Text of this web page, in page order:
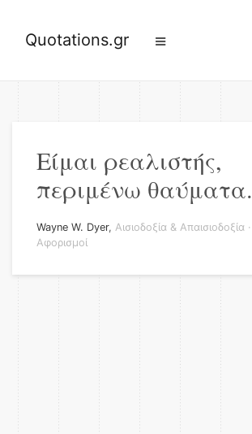
Quotations.gr
Είμαι ρεαλιστής,
περιμένω θαύματα.
Wayne W. Dyer, Αισιοδοξία & Απαισιοδοξία ·
Αφορισμοί